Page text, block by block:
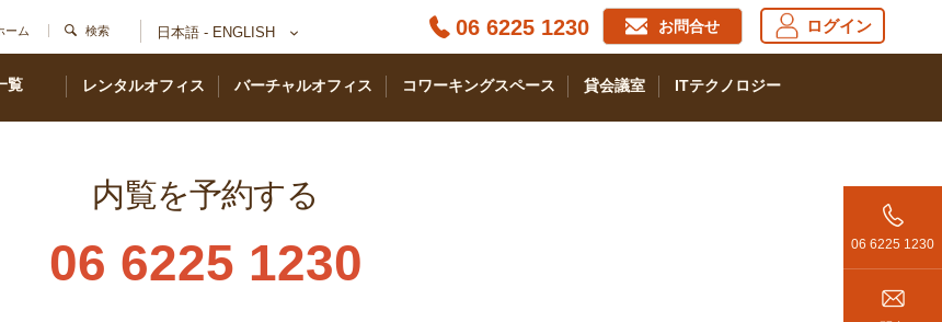
ーム 検索 日本語 - ENGLISH ログイン
お問合せ
06 6225 1230
レンタルオフィス バーチャルオフィス コワーキングスペース 貸会議室 ITテクノロジー
覧
06 6225 1230
内覧を予約する
06 6225 1230